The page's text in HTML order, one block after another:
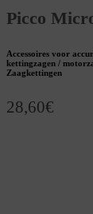
Picco
Accessoires voor
kettingzagen /
Zaagkettingen
28,60€